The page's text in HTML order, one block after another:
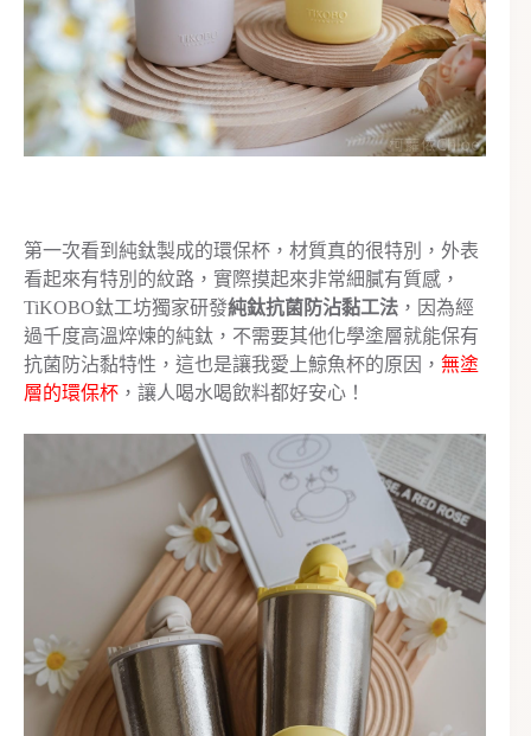
第一次看到純鈦製成的環保杯，材質真的很特別，外表
看起來有特別的紋路，實際摸起來非常細膩有質感，
TiKOBO鈦工坊獨家研發純鈦抗菌防沾黏工法 ，因為經
過千度高溫焠煉的純鈦，不需要其他化學塗層就能保有
抗菌防沾黏特性，這也是讓我愛上鯨魚杯的原因， 無塗
層的環保杯 ，讓人喝水喝飲料都好安心！